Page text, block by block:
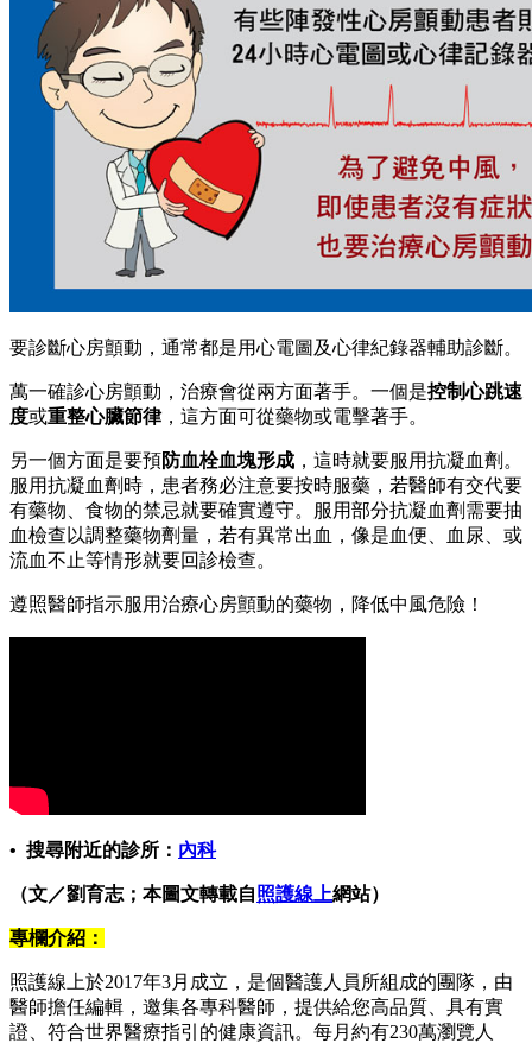
要診斷心房顫動，通常都是用心電圖及心律紀錄器輔助診斷。
萬一確診心房顫動，治療會從兩方面著手。一個是控制心跳速
度或重整心臟節律，這方面可從藥物或電擊著手。
另一個方面是要預防血栓血塊形成 ，這時就要服用抗凝血劑。
服用抗凝血劑時，患者務必注意要按時服藥，若醫師有交代要
有藥物、食物的禁忌就要確實遵守。服用部分抗凝血劑需要抽
血檢查以調整藥物劑量，若有異常出血，像是血便、血尿、或
流血不止等情形就要回診檢查。
遵照醫師指示服用治療心房顫動的藥物，降低中風危險！
• 搜尋附近的診所： 內科
（文／劉育志；本圖文轉載自照護線上網站）
專欄介紹：
照護線上於2017年3月成立，是個醫護人員所組成的團隊，由
醫師擔任編輯，邀集各專科醫師，提供給您高品質、具有實
證、符合世界醫療指引的健康資訊。每月約有230萬瀏覽人